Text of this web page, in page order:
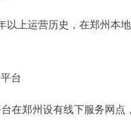
以上运营历史，在郑州本
台
在郑州设有线下服务网